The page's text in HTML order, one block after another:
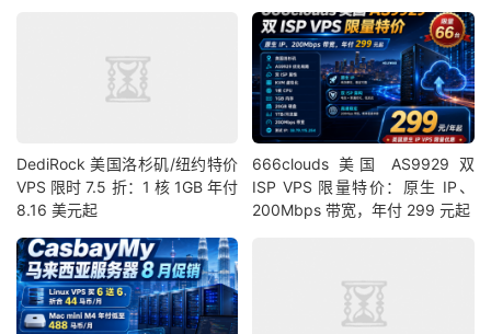
DediRock 美国洛杉矶/纽约特价
VPS 限时 7.5 折：1 核 1GB 年付
8.16 美元起
666clouds 美国 AS9929 双
ISP VPS 限量特价：原生 IP、
200Mbps 带宽，年付 299 元起